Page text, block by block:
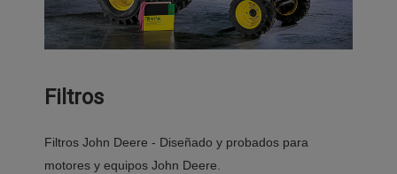
Filtros
Filtros John Deere - Diseñado y probados para
motores y equipos John Deere.